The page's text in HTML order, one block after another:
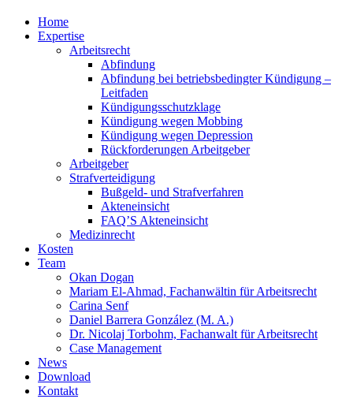
Home
Expertise
Arbeitsrecht
Abfindung
Abfindung bei betriebsbedingter Kündigung –
Leitfaden
Kündigungsschutzklage
Kündigung wegen Mobbing
Kündigung wegen Depression
Rückforderungen Arbeitgeber
Arbeitgeber
Strafverteidigung
Bußgeld- und Strafverfahren
Akteneinsicht
FAQ’S Akteneinsicht
Medizinrecht
Kosten
Team
Okan Dogan
Mariam El-Ahmad, Fachanwältin für Arbeitsrecht
Carina Senf
Daniel Barrera González (M. A.)
Dr. Nicolaj Torbohm, Fachanwalt für Arbeitsrecht
Case Management
News
Download
Kontakt